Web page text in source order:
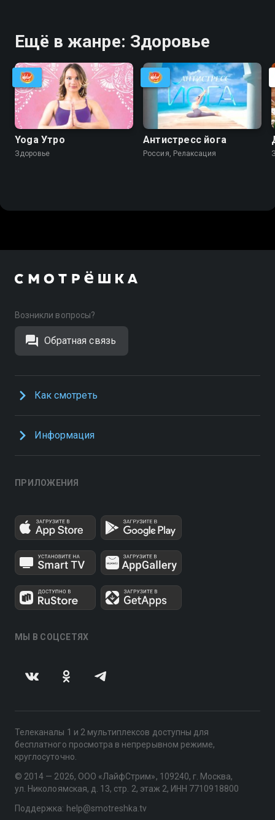
Ещё в жанре: Здоровье
Yoga Утро
Здоровье
Антистресс йога
Россия, Релаксация
Возникли вопросы?
Обратная связь
Как смотреть
Информация
ПРИЛОЖЕНИЯ
МЫ В СОЦСЕТЯХ
Телеканалы 1 и 2 мультиплексов доступны для
бесплатного просмотра в непрерывном режиме,
круглосуточно.
© 2014 — 2026, ООО «ЛайфСтрим», 109240, г. Москва,
ул. Николоямская, д. 13, стр. 2, этаж 2, ИНН 7710918800
Поддержка: help@smotreshka.tv